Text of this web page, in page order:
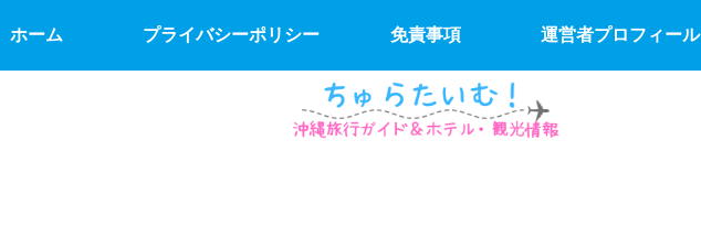
ホーム プライバシーポリシー 免責事項 運営者プロフィール